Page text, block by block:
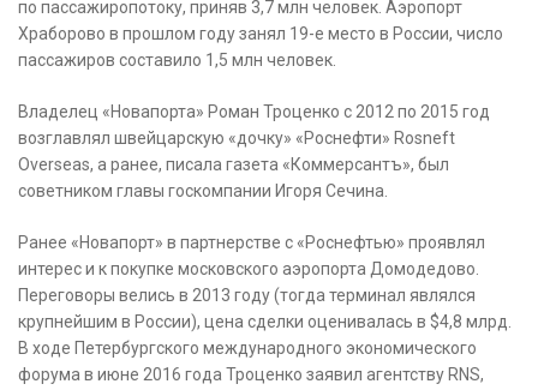
по пассажиропотоку, приняв 3,7 млн человек. Аэропорт
Храборово в прошлом году занял 19-е место в России, число
пассажиров составило 1,5 млн человек.
Владелец «Новапорта» Роман Троценко с 2012 по 2015 год
возглавлял швейцарскую «дочку» «Роснефти» Rosneft
Overseas, а ранее, писала газета «Коммерсантъ», был
советником главы госкомпании Игоря Сечина.
Ранее «Новапорт» в партнерстве с «Роснефтью» проявлял
интерес и к покупке московского аэропорта Домодедово.
Переговоры велись в 2013 году (тогда терминал являлся
крупнейшим в России), цена сделки оценивалась в $4,8 млрд.
В ходе Петербургского международного экономического
форума в июне 2016 года Троценко заявил агентству RNS,